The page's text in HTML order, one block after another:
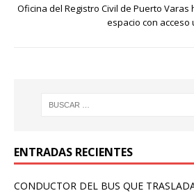
Oficina del Registro Civil de Puerto Varas
espacio con acceso
ENTRADAS RECIENTES
CONDUCTOR DEL BUS QUE